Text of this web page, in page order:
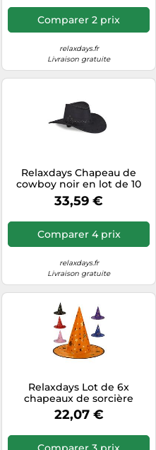
Comparer 2 prix
relaxdays.fr
Livraison gratuite
Relaxdays Chapeau de
cowboy noir en lot de 10
33,59 €
Comparer 4 prix
relaxdays.fr
Livraison gratuite
Relaxdays Lot de 6x
chapeaux de sorcière
22,07 €